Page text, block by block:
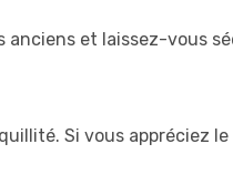
anciens et laissez-vous
Si vous appréciez